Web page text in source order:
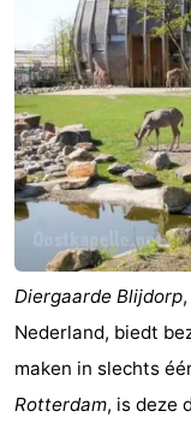
Parkeren
Reisboekenwinkel
Nieuws
Medische
adressen
Regio
Noord-
Holland
Natuur
-
Diergaarde Blijdorp
Nederland, biedt
maken in slechts
Rotterdam, is deze